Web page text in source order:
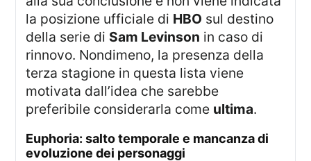
la posizione ufficiale di HBO sul destino
della serie di Sam Levinson in caso di
rinnovo. Nondimeno, la presenza della
terza stagione in questa lista viene
motivata dall’idea che sarebbe
preferibile considerarla come ultima.
euphoria: salto temporale e mancanza di
evoluzione dei personaggi